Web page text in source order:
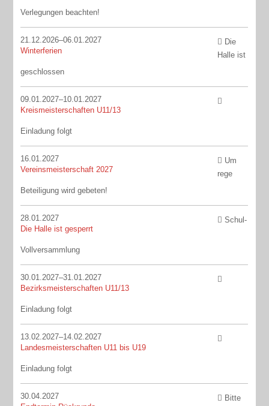
Verlegungen beachten!
21.12.2026–06.01.2027
Winterferien
Die
Halle ist
geschlossen
09.01.2027–10.01.2027
Kreismeisterschaften U11/13
Einladung folgt
16.01.2027
Vereinsmeisterschaft 2027
Um
rege
Beteiligung wird gebeten!
28.01.2027
Die Halle ist gesperrt
Schul-
Vollversammlung
30.01.2027–31.01.2027
Bezirksmeisterschaften U11/13
Einladung folgt
13.02.2027–14.02.2027
Landesmeisterschaften U11 bis U19
Einladung folgt
30.04.2027
Bitte